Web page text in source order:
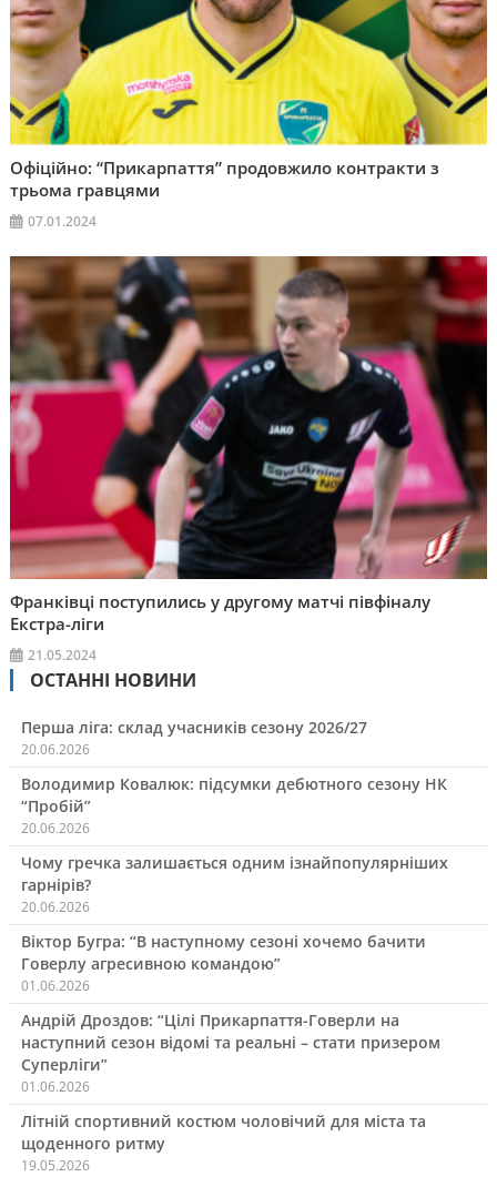
Офіційно: “Прикарпаття” продовжило контракти з
трьома гравцями
07.01.2024
Франківці поступились у другому матчі півфіналу
Екстра-ліги
21.05.2024
ОСТАННІ НОВИНИ
Перша ліга: склад учасників сезону 2026/27
20.06.2026
Володимир Ковалюк: підсумки дебютного сезону НК
“Пробій”
20.06.2026
Чому гречка залишається одним ізнайпопулярніших
гарнірів?
20.06.2026
Віктор Бугра: “В наступному сезоні хочемо бачити
Говерлу агресивною командою”
01.06.2026
Андрій Дроздов: “Цілі Прикарпаття-Говерли на
наступний сезон відомі та реальні – стати призером
Суперліги”
01.06.2026
Літній спортивний костюм чоловічий для міста та
щоденного ритму
19.05.2026